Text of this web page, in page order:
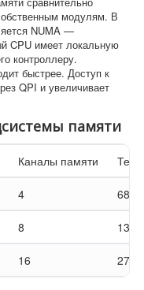
модулям. В
NUMA —
CPU имеет локальную
контроллеру.
быстрее. Доступ к
QPI и увеличивает
памяти
Каналы памяти
4 68
8 136
16 272